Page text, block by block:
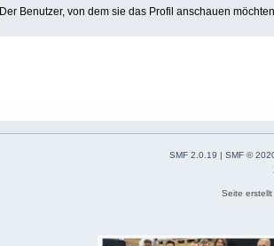
Der Benutzer, von dem sie das Profil anschauen
SMF 2.0.19 |SMF ©
Seite